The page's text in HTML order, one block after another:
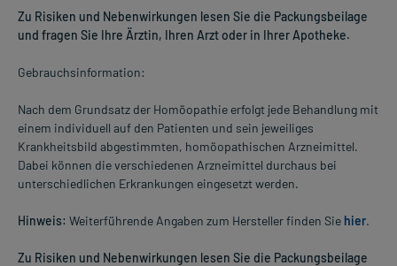
Zu Risiken und Nebenwirkungen lesen Sie die Packungsbeilage
und fragen Sie Ihre Ärztin, Ihren Arzt oder in Ihrer Apotheke.
Gebrauchsinformation:
Nach dem Grundsatz der Homöopathie erfolgt jede Behandlung mit
einem individuell auf den Patienten und sein jeweiliges
Krankheitsbild abgestimmten, homöopathischen Arzneimittel.
Dabei können die verschiedenen Arzneimittel durchaus bei
unterschiedlichen Erkrankungen eingesetzt werden.
Hinweis: Weiterführende Angaben zum Hersteller finden Sie hier.
Zu Risiken und Nebenwirkungen lesen Sie die Packungsbeilage